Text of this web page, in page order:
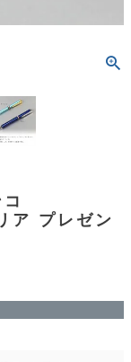
プレゼン